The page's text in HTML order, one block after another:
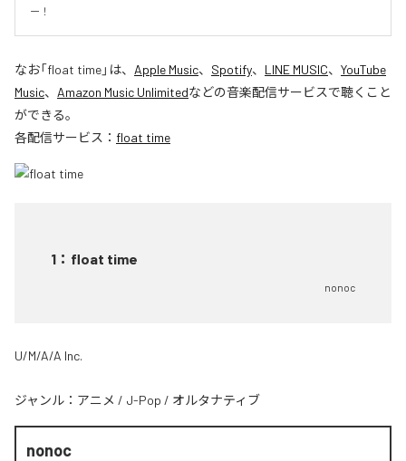
ー！
なお「float time」は、 Apple Music、 Spotify、 LINE MUSIC、 YouTube
Music、 Amazon Music Unlimitedなどの音楽配信サービスで聴くこと
ができる。
各配信サービス： float time
1 ： float time
nonoc
U/M/A/A Inc.
ジャンル： アニメ / J-Pop / オルタナティブ
nonoc